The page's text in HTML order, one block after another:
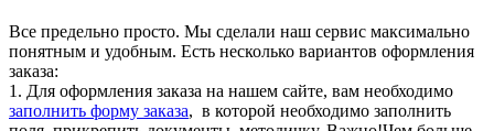
Все предельно просто. Мы сделали наш сервис максимально
понятным и удобным. Есть несколько вариантов оформления
заказа:
1. Для оформления заказа на нашем сайте, вам необходимо
заполнить форму заказа, в которой необходимо заполнить